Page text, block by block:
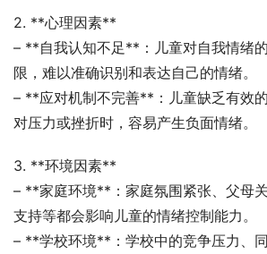
2. **心理因素**
– **自我认知不足**：儿童对自我情绪
限，难以准确识别和表达自己的情绪。
– **应对机制不完善**：儿童缺乏有效
对压力或挫折时，容易产生负面情绪。
3. **环境因素**
– **家庭环境**：家庭氛围紧张、父母
支持等都会影响儿童的情绪控制能力。
– **学校环境**：学校中的竞争压力、